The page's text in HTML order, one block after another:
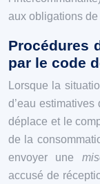
aux obligations de
Procédures
par le code
Lorsque la
d’eau
déplace et le
de la
envoyer une
accusé de